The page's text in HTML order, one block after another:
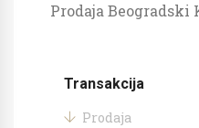
Prodaja Beogradski
Transakcija
Prodaja